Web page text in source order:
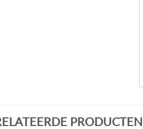
PRODUCTEN